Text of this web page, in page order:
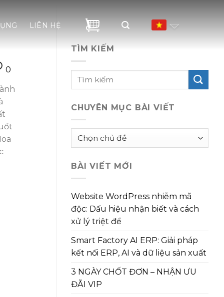
LIÊN HỆ
0
TÌM KIẾM
CHUYÊN MỤC BÀI VIẾT
Chuyên
viết
BÀI VIẾT MỚI
Website WordPress nhiễm mã
độc: Dấu hiệu nhận biết và cách
xử lý triệt để
Smart Factory AI ERP: Giải pháp
kết nối ERP, AI và dữ liệu sản xuất
3 NGÀY CHỐT ĐƠN – NHẬN ƯU
ĐÃI VIP